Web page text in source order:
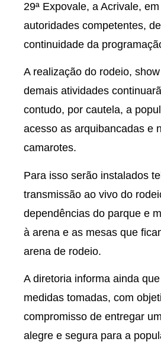
29ª Expovale, a Acrivale,
autoridades competentes,
continuidade da
A realização do rodeio,
demais atividades
contudo, por cautela, a
acesso as arquibancadas e
camarotes.
Para isso serão instalados
transmissão ao vivo do
dependências do parque e
à arena e as mesas que
arena de rodeio.
A diretoria informa ainda
medidas tomadas, com
compromisso de entregar
alegre e segura para a